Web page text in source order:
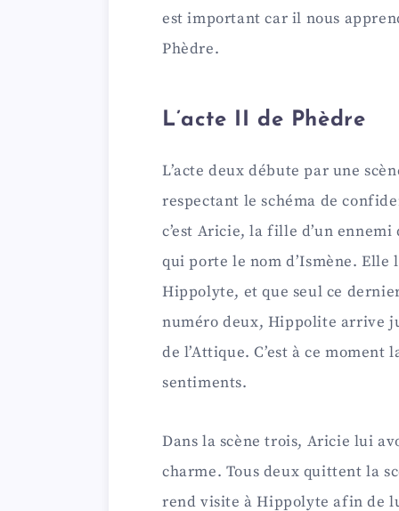
est important car il nous
Phèdre.
L’acte II de Phèdre
L’acte deux débute par une
respectant le schéma de
c’est Aricie, la fille d’un
qui porte le nom d’Ismène.
Hippolyte, et que seul ce
numéro deux, Hippolite arrive
de l’Attique. C’est à ce moment
sentiments.
Dans la scène trois, Aricie lui
charme. Tous deux quittent la
rend visite à Hippolyte afin de